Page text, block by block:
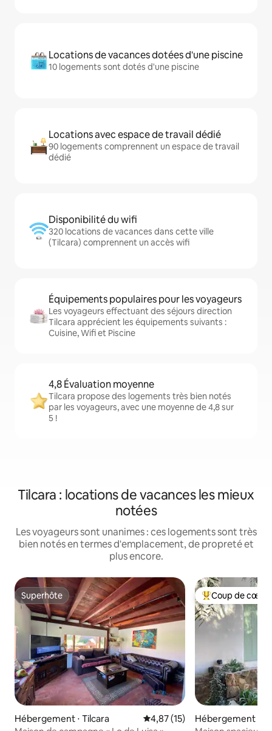
Locations de vacances dotées d'une piscine
10 logements sont dotés d'une piscine
Locations avec espace de travail dédié
90 logements comprennent un espace de travail
dédié
Disponibilité du wifi
320 locations de vacances dans cette ville
(Tilcara) comprennent un accès wifi
Équipements populaires pour les voyageurs
Les voyageurs effectuant des séjours direction
Tilcara apprécient les équipements suivants :
Cuisine, Wifi et Piscine
4,8 Évaluation moyenne
Tilcara propose des logements très bien notés
par les voyageurs, avec une moyenne de 4,8 sur
5 !
Tilcara : locations de vacances les mieux
notées
Les voyageurs sont unanimes : ces logements sont très
bien notés en termes d'emplacement, de propreté et
plus encore.
Superhôte
Superhôte
Hébergement ⋅ Tilcara Évaluation moyenne sur la
4,87 (15)
Coups de cœur
Coup de cœur
Hébergement ⋅